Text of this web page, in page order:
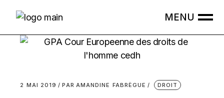
2 MAI 2019 PAR AMANDINE FABRÈGUE DROIT